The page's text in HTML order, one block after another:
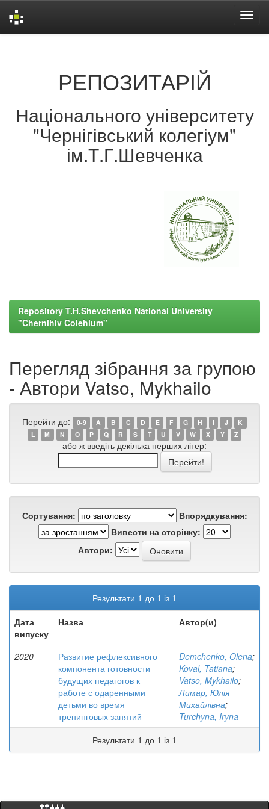
РЕПОЗИТАРІЙ
Національного університету
"Чернігівський колегіум"
ім.Т.Г.Шевченка
Repository T.H.Shevchenko National University
"Chernihiv Colehium"
Перегляд зібрання за групою
- Автори Vatso, Mykhailo
Перейти до: 0-9 A B C D E F G H I J
K
L
M N O P Q R S T U V W X Y Z
або ж введіть декілька перших літер:
Сортування:
Впорядкування:
Вивести на сторінку:
Автори:
Результати 1 до 1 із 1
Дата
випуску
Назва Автор(и)
2020
Развитие рефлексивного
компонента готовности
будущих педагогов к
работе с одаренными
детьми во время
тренинговых занятий
Demchenko, Olena;
Koval, Tatiana;
Vatso, Mykhailo;
Лимар, Юлія
Михайлівна;
Turchyna, Iryna
Результати 1 до 1 із 1